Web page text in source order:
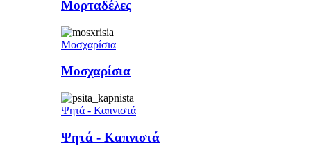
Μορταδέλες
Μοσχαρίσια
Μοσχαρίσια
Ψητά - Καπνιστά
Ψητά - Καπνιστά